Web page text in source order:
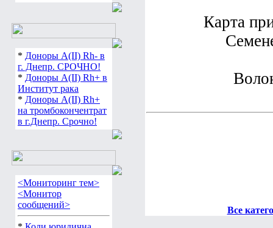
* Доноры А(ІІ) Rh- в
г. Днепр. СРОЧНО!
* Доноры А(ІІ) Rh+ в
Институт рака
* Доноры А(ІІ) Rh+
на тромбокончентрат
в г.Днепр. Срочно!
<Мониторинг тем>
<Монитор
сообщений>
Карта
Все